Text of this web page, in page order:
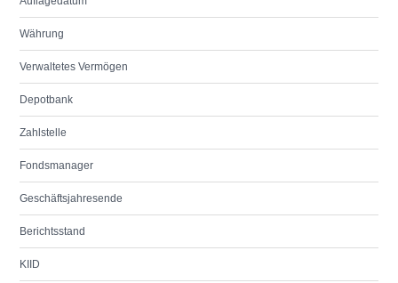
Währung
Verwaltetes Vermögen
Depotbank
Zahlstelle
Fondsmanager
Geschäftsjahresende
Berichtsstand
KIID